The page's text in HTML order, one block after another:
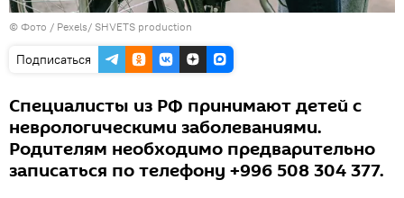
© Фото / Pexels/ SHVETS production
Подписаться
Специалисты из РФ принимают детей с
неврологическими заболеваниями.
Родителям необходимо предварительно
записаться по телефону +996 508 304 377.